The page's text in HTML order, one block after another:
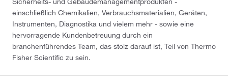
einschließlich Chemikalien, Verbrauchsmaterialien, Geräten,
Instrumenten, Diagnostika und vielem mehr - sowie eine
hervorragende Kundenbetreuung durch ein
branchenführendes Team, das stolz darauf ist, Teil von Thermo
Fisher Scientific zu sein.